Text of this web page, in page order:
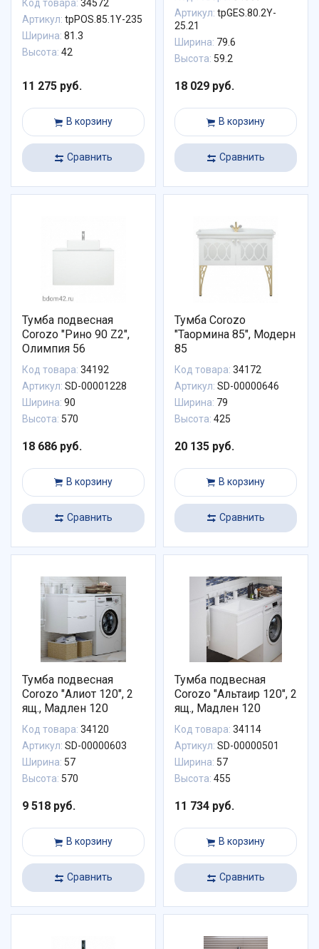
Код товара: 34572
Артикул: tpPOS.85.1Y-235
Ширина: 81.3
Высота: 42
11 275 руб.
В корзину
Сравнить
Артикул: tpGES.80.2Y-
25.21
Ширина: 79.6
Высота: 59.2
18 029 руб.
В корзину
Сравнить
Тумба подвесная
Corozo "Рино 90 Z2",
Олимпия 56
Код товара: 34192
Артикул: SD-00001228
Ширина: 90
Высота: 570
18 686 руб.
В корзину
Сравнить
Тумба Corozo
"Таормина 85", Модерн
85
Код товара: 34172
Артикул: SD-00000646
Ширина: 79
Высота: 425
20 135 руб.
В корзину
Сравнить
Тумба подвесная
Corozo "Алиот 120", 2
ящ., Мадлен 120
Код товара: 34120
Артикул: SD-00000603
Ширина: 57
Высота: 570
9 518 руб.
В корзину
Сравнить
Тумба подвесная
Corozo "Альтаир 120", 2
ящ., Мадлен 120
Код товара: 34114
Артикул: SD-00000501
Ширина: 57
Высота: 455
11 734 руб.
В корзину
Сравнить